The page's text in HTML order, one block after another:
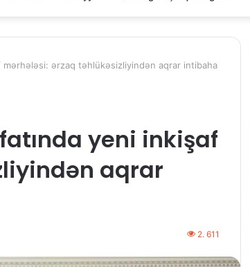
ərzaq təhlükəsizliyindən aqrar intibaha
yeni inkişaf
aqrar
2. 611